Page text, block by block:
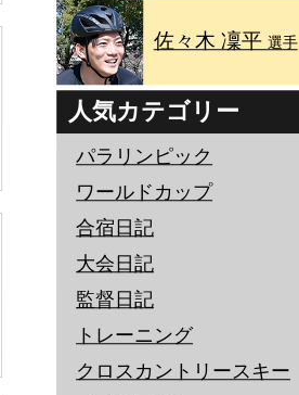
佐々木 凜平 選手
人気カテゴリー
パラリンピック
ワールドカップ
合宿日記
大会日記
監督日記
トレーニング
クロスカントリースキー